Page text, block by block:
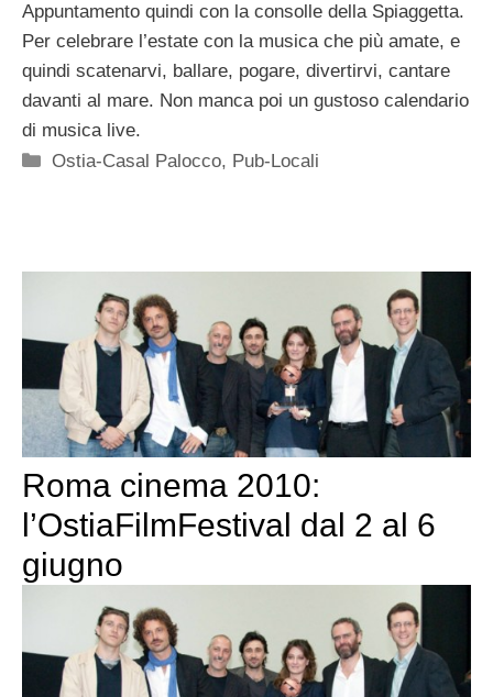
Appuntamento quindi con la consolle della Spiaggetta.
Per celebrare l’estate con la musica che più amate, e
quindi scatenarvi, ballare, pogare, divertirvi, cantare
davanti al mare. Non manca poi un gustoso calendario
di musica live.
Categorie
Ostia-Casal Palocco, Pub-Locali
Roma cinema 2010:
l’OstiaFilmFestival dal 2 al 6
giugno